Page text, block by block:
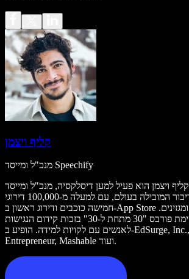
קליף ויצמן
מנכ"ל ומייסד Speechify
קליף ויצמן הוא פעיל למען דיסלקסיה, מנכ"ל ומייסד Speechify,
אפליקציית טקסט־לדיבור המובילה בעולם, עם למעלה מ-100,000 דירוגי
חמישה כוכבים ודירוג ראשון ב-App Store בקטגוריית חדשות ומגזינים.
ב-2017 נבחר לרשימת פורבס "30 מתחת ל-30" בזכות קידום הנגישות
לאנשים עם לקויות למידה. הופיע ב-EdSurge, Inc., PC Mag,
Entrepreneur, Mashable ועוד.